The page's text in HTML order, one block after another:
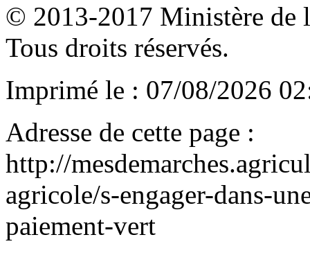
© 2013-2017 Ministère de
Tous droits réservés.
Imprimé le : 07/08/2026
Adresse de cette page :
http://
agricole/s-engager-dans-
paiement-vert